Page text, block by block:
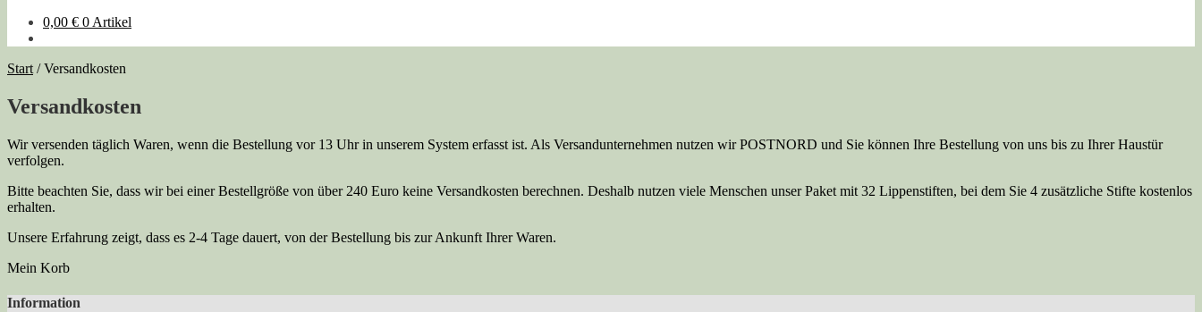
0,00 € 0 Artikel
Start /Versandkosten
Versandkosten
Wir versenden täglich Waren, wenn die Bestellung vor 13 Uhr in unserem System erfasst ist. Als Versandunternehmen nutzen wir POSTNORD und Sie können Ihre Bestellung von uns bis zu Ihrer Haustür
verfolgen.
Bitte beachten Sie, dass wir bei einer Bestellgröße von über 240 Euro keine Versandkosten berechnen. Deshalb nutzen viele Menschen unser Paket mit 32 Lippenstiften, bei dem Sie 4 zusätzliche Stifte kostenlos
erhalten.
Unsere Erfahrung zeigt, dass es 2-4 Tage dauert, von der Bestellung bis zur Ankunft Ihrer Waren.
Mein Korb
Information